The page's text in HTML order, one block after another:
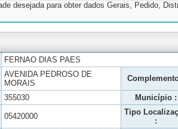
desejada para obter dados Gerais, Pedido,
FERNAO DIAS PAES
AVENIDA PEDROSO DE
MORAIS
355030 Município :
05420000
Tipo
: